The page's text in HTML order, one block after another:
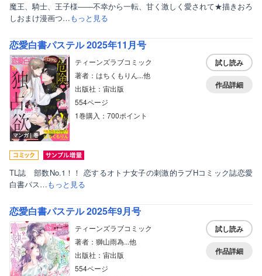
魔王、騎士、王子様――不幸から一転、甘く激しく愛されて★描きおろ
しおまけ漫画つ…もっと見る
恋愛白書パステル 2025年11月号
マンガ｜巻
ティーンズラブコミック
著者：はちくもりん...他
出版社：宙出版
554ページ
1巻購入：700ポイント
試し読み
作品詳細
TL誌 部数No.1！！ 恋するオトナ女子の刺激的ラブHコミック誌恋愛
白書パス…もっと見る
恋愛白書パステル 2025年9月号
ティーンズラブコミック
著者：獅山雨為...他
出版社：宙出版
554ページ
試し読み
作品詳細
ボーイズラブ
ティーンズラブ
美女・美少女
女性写真集